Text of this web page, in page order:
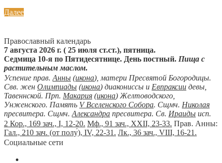
Далее
Православный календарь
7 августа 2026 г. ( 25 июля ст.ст.), пятница.
Седмица 10-я по Пятидесятнице. День постный. Пища с
растительным маслом.
Успение прав. Анны (икона), матери Пресвятой Богородицы.
Свв. жен Олимпиады (икона) диакониссы и Евпраксии девы,
Тавеннской. Прп. Макария (икона) Желтоводского,
Унженского. Память V Вселенского Собора. Сщмч. Николая
пресвитера. Сщмч. Александра пресвитера. Св. Ираиды исп.
2 Кор., 169 зач., I, 12-20. Мф., 91 зач., XXII, 23-33. Прав. Анны:
Гал., 210 зач. (от полу́), IV, 22-31. Лк., 36 зач., VIII, 16-21.
Социальные сети